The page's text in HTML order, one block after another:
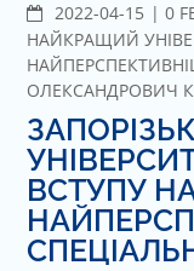
2022-04-15
C
O
M
M
N
T
S
0
НАЙКРАЩИЙ
ОЛЕКСАНДРОВИЧ
ВСТУПУ